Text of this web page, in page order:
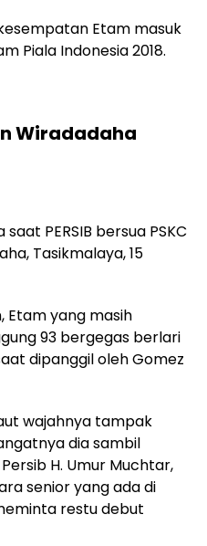
Etam masuk
Piala Indonesia 2018.
Wiradadaha
PERSIB bersua PSKC
Tasikmalaya, 15
Etam yang masih
93 bergegas berlari
dipanggil oleh Gomez
wajahnya tampak
dia sambil
H. Umur Muchtar,
senior yang ada di
restu debut